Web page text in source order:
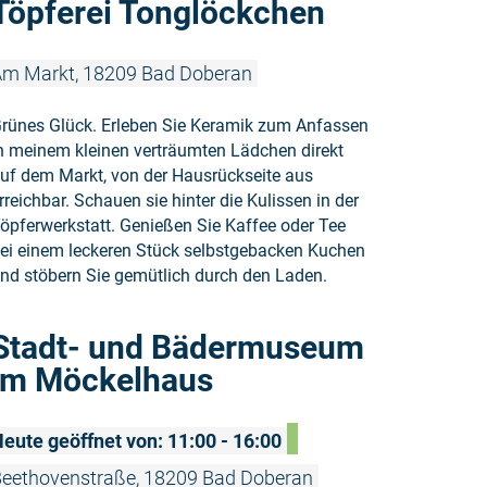
Tonglöckchen
Markt, 18209 Bad Doberan
Glück. Erleben Sie Keramik zum Anfassen
meinem kleinen verträumten Lädchen direkt
dem Markt, von der Hausrückseite aus
Schauen sie hinter die Kulissen in der
Genießen Sie Kaffee oder Tee
einem leckeren Stück selbstgebacken Kuchen
stöbern Sie gemütlich durch den Laden.
und Bädermuseum
Möckelhaus
geöffnet von: 11:00 - 16:00
18209 Bad Doberan